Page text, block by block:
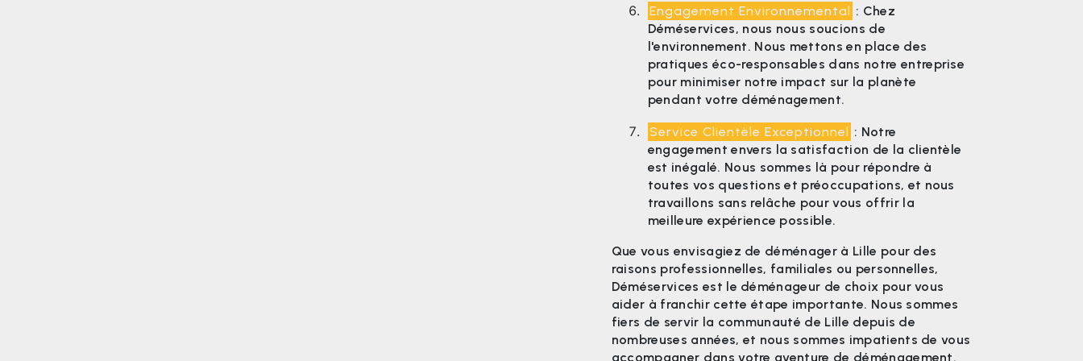
Engagement Environnemental : Chez
Déméservices, nous nous soucions de
l'environnement. Nous mettons en place des
pratiques éco-responsables dans notre entreprise
pour minimiser notre impact sur la planète
pendant votre déménagement.
Service Clientèle Exceptionnel : Notre
engagement envers la satisfaction de la clientèle
est inégalé. Nous sommes là pour répondre à
toutes vos questions et préoccupations, et nous
travaillons sans relâche pour vous offrir la
meilleure expérience possible.
Que vous envisagiez de déménager à Lille pour des
raisons professionnelles, familiales ou personnelles,
Déméservices est le déménageur de choix pour vous
aider à franchir cette étape importante. Nous sommes
fiers de servir la communauté de Lille depuis de
nombreuses années, et nous sommes impatients de vous
accompagner dans votre aventure de déménagement.